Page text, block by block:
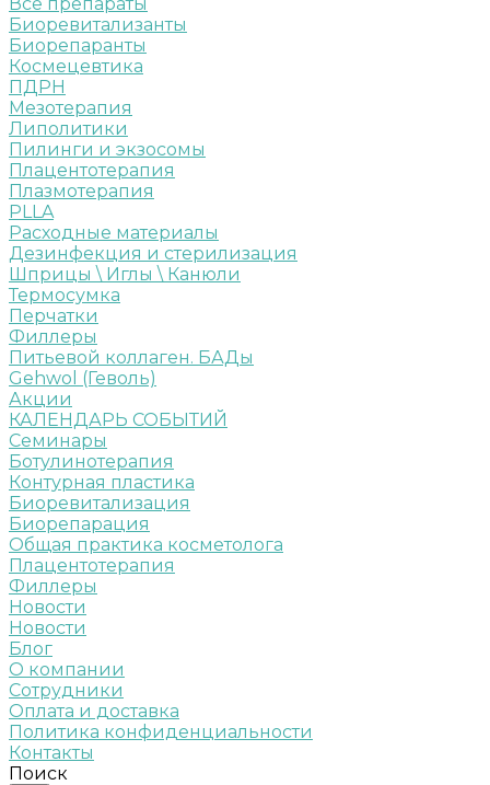
Биоревитализанты
Биорепаранты
Космецевтика
ПДРН
Мезотерапия
Липолитики
Пилинги и экзосомы
Плацентотерапия
Плазмотерапия
PLLA
Расходные материалы
Дезинфекция и стерилизация
Шприцы \ Иглы \ Канюли
Термосумка
Перчатки
Филлеры
Питьевой коллаген. БАДы
Gehwol (Геволь)
Акции
КАЛЕНДАРЬ СОБЫТИЙ
Семинары
Ботулинотерапия
Контурная пластика
Биоревитализация
Биорепарация
Общая практика косметолога
Плацентотерапия
Филлеры
Новости
Новости
Блог
О компании
Сотрудники
Оплата и доставка
Политика конфиденциальности
Контакты
Поиск